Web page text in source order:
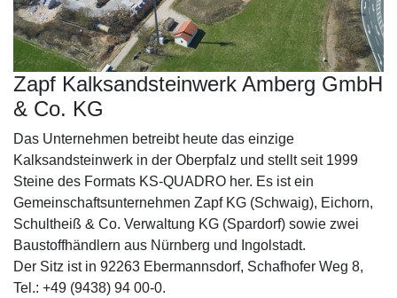
Zapf Kalksandsteinwerk Amberg GmbH
& Co. KG
Das Unternehmen betreibt heute das einzige
Kalksandsteinwerk in der Oberpfalz und stellt seit 1999
Steine des Formats KS-QUADRO her. Es ist ein
Gemeinschaftsunternehmen Zapf KG (Schwaig), Eichorn,
Schultheiß & Co. Verwaltung KG (Spardorf) sowie zwei
Baustoffhändlern aus Nürnberg und Ingolstadt.
Der Sitz ist in 92263 Ebermannsdorf, Schafhofer Weg 8,
Tel.: +49 (9438) 94 00-0.